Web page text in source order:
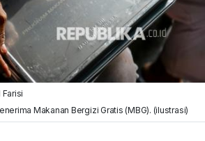
Farisi
Makanan Bergizi Gratis (MBG). (ilustrasi)